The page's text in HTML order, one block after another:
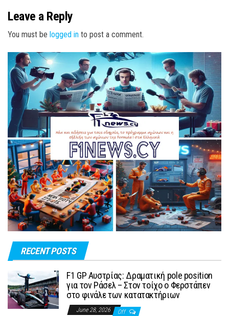
Leave a Reply
You must be logged in to post a comment.
RECENT POSTS
F1 GP Αυστρίας: Δραματική pole position
για τον Ράσελ – Στον τοίχο ο Φερστάπεν
στο φινάλε των κατατακτήριων
June 28, 2026 Off